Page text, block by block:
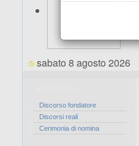
sabato 8 agosto 2026
Discorso fondatore
Discorsi reali
Cerimonia di nomina